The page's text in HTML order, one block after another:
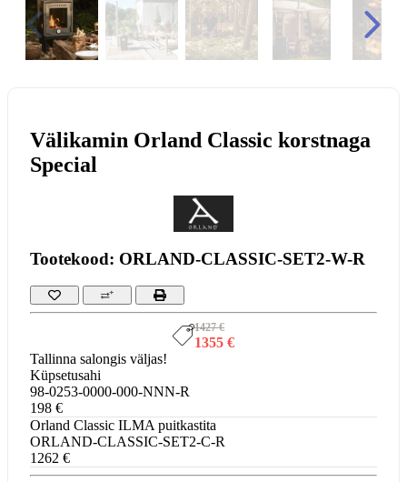
Välikamin Orland Classic korstnaga
Special
Tootekood: ORLAND-CLASSIC-SET2-W-R
1427 €
1355 €
Tallinna salongis väljas!
Küpsetusahi
98-0253-0000-000-NNN-R
198 €
Orland Classic ILMA puitkastita
ORLAND-CLASSIC-SET2-C-R
1262 €